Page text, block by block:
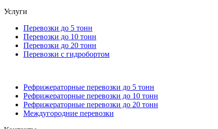
Услуги
Перевозки до 5 тонн
Перевозки до 10 тонн
Перевозки до 20 тонн
Перевозки с гидробортом
Рефрижераторные перевозки до 5 тонн
Рефрижераторные перевозки до 10 тонн
Рефрижераторные перевозки до 20 тонн
Междугородние перевозки